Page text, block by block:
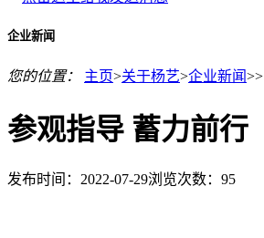
企业新闻
您的位置： 主页>关于杨艺>企业新闻>>
参观指导 蓄力前行
发布时间：2022-07-29浏览次数： 95